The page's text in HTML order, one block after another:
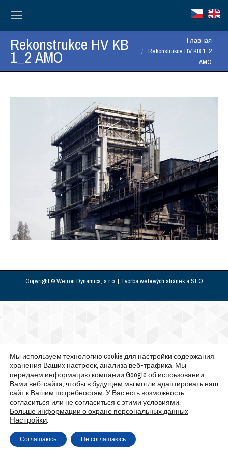
Rekonstrukce HV KB
1_2 AMO
Главная
Rekonstrukce HV KB 1_2
AMO
Copyright © Weiron Dynamics, s.r.o. | Tvorba webových stránekaSEO
Мы используем технологию cookie для настройки содержания,
хранения Ваших настроек, анализа веб-трафика. Мы
передаем информацию компании Google об испоьзовании
Вами веб-сайта, чтобы в будущем мы могли адаптировать наш
сайт к Вашим потребностям. У Вас есть возможность
согласиться или не согласиться с этими условиями.
Больше информации о охране персональных данных
Настройки.
Соглашаюсь Не соглашаюсь